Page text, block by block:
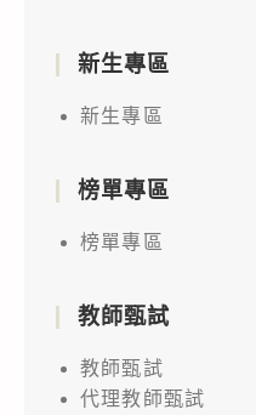
新生專區
新生專區
榜單專區
榜單專區
教師甄試
教師甄試
代理教師甄試